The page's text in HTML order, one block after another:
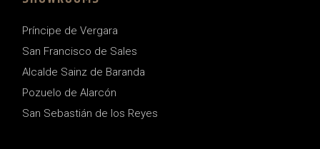
Príncipe de Vergara
San Francisco de Sales
Alcalde Sainz de Baranda
Pozuelo de Alarcón
San Sebastián de los Reyes